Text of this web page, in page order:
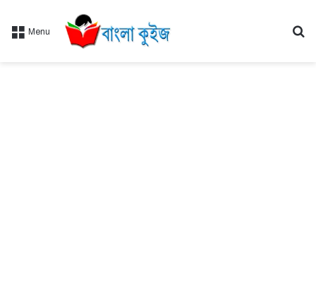
Menu